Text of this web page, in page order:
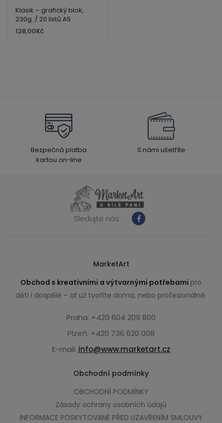
Klasik – grafický blok,
230g. / 20 listů A5
128,00Kč
Bezpečná platba
kartou on-line
S námi ušetříte
Sledujte nás:
MarketArt
Obchod s kreativními a výtvarnými potřebami pro
děti i dospělé – ať už tvoříte doma, nebo profesionálně.
Praha: +420 604 209 800
Plzeň: +420 736 620 008
E-mail: info@www.marketart.cz
Obchodní podmínky
OBCHODNÍ PODMÍNKY
Zásady ochrany osobních údajů
INFORMACE POSKYTOVANÉ PŘED UZAVŘENÍM SMLOUVY